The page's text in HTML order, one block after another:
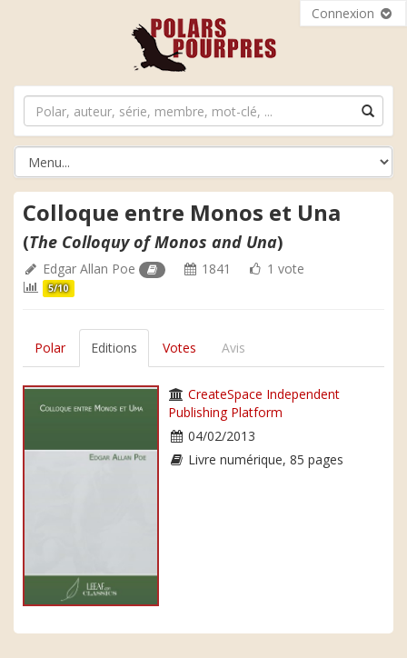
Connexion
Colloque entre Monos et Una
(The Colloquy of Monos and Una)
Edgar Allan Poe 1841 1 vote
5/10
Polar Editions Votes Avis
CreateSpace Independent
Publishing Platform
04/02/2013
Livre numérique, 85 pages